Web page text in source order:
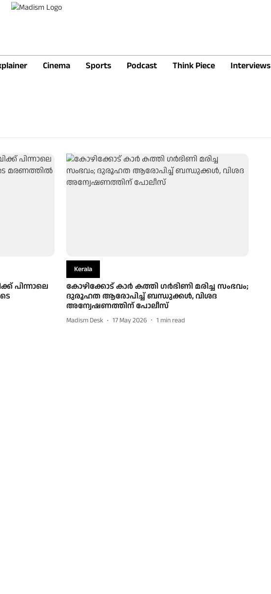
Cinema Sports Podcast Think Piece Interviews
പിന്നാലെ
Kerala
കോഴിക്കോട് കാർ കത്തി ​ഗർഭിണി മരിച്ച സംഭവം;
ദുരൂഹത ആരോപിച്ച് ബന്ധുക്കൾ, വിശദ
അന്വേഷണത്തിന് പോലീസ്
Madism Desk 17 May 2026 1 min read